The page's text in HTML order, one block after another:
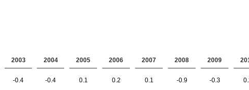
2003 2004 2005 2006 2007 2008 2009
-0.4 -0.4 0.1 0.2 0.1 -0.9 -0.3